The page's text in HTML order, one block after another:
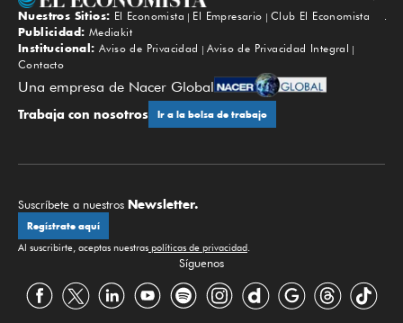
Subir
Nuestros Sitios: El Economista El Empresario
Club El Economista
Publicidad: Mediakit
Institucional: Aviso de Privacidad
Aviso de Privacidad Integral
Contacto
Una empresa de Nacer Global
Trabaja con nosotros Ir a la bolsa de trabajo
Suscríbete a nuestros Newsletter.
Regístrate aquí
Al suscribirte, aceptas nuestras políticas de privacidad.
Síguenos